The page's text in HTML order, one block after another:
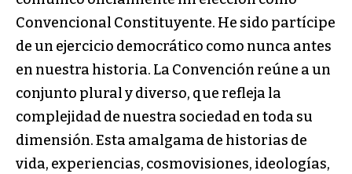
Convencional Constituyente. He sido partícipe
de un ejercicio democrático como nunca antes
en nuestra historia. La Convención reúne a un
conjunto plural y diverso, que refleja la
complejidad de nuestra sociedad en toda su
dimensión. Esta amalgama de historias de
vida, experiencias, cosmovisiones, ideologías,